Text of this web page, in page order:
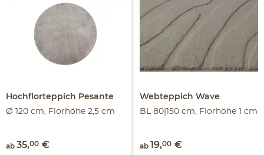
Hochflorteppich Pesante
Ø 120 cm, Florhöhe 2,5 cm
ab 35,00 €
Webteppich Wave
BL 80|150 cm, Florhöhe 1 cm
ab 19,00 €